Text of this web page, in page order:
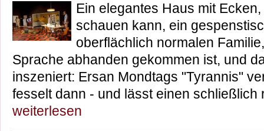
Ein elegantes Haus mit
schauen kann, ein
oberflächlich normalen
Sprache abhanden gekommen ist, und
inszeniert: Ersan Mondtags "Tyrannis"
fesselt dann - und lässt einen
weiterlesen